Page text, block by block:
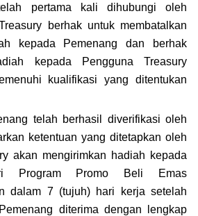
pertama kali dihubungi oleh
berhak untuk membatalkan
kepada Pemenang dan berhak
kepada Pengguna Treasury
kualifikasi yang ditentukan
telah berhasil diverifikasi oleh
ketentuan yang ditetapkan oleh
akan mengirimkan hadiah kepada
Program Promo Beli Emas
dalam 7 (tujuh) hari kerja setelah
diterima dengan lengkap